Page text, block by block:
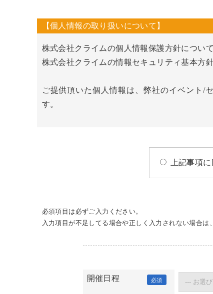
【個人情報の取り扱いについて】
株式会社クライムの個人情報保護方針につい
株式会社クライムの情報セキュリティ基本方
ご提供頂いた個人情報は、弊社のイベント/
す。
上記事項
必須項目は必ずご入力ください。
入力項目が不足してる場合や正しく入力されない場合は
開催日程 必須